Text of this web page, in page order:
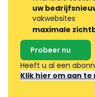
uw
vakwebsites
maximale
Probeer nu
Heeft u al een
Klik hier om aan te